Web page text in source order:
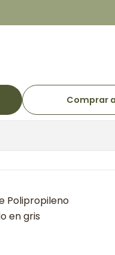
Comprar
Polipropileno
en gris